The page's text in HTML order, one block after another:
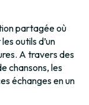
partagée où
outils d’un
A travers des
chansons, les
échanges en un